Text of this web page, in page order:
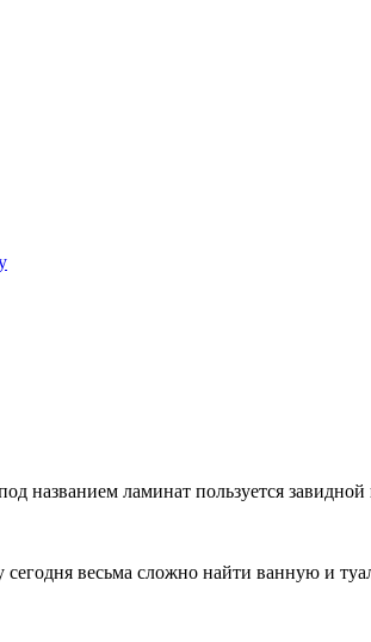
названием ламинат пользуется
сегодня весьма сложно найти ванную и